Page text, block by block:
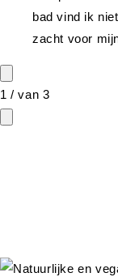
bad vind ik
zacht voor
1 /van 3